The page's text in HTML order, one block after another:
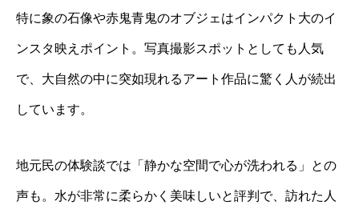
特に象の石像や赤鬼青鬼のオブジェはインパクト大のイ
ンスタ映えポイント。写真撮影スポットとしても人気
で、大自然の中に突如現れるアート作品に驚く人が続出
しています。
地元民の体験談では「静かな空間で心が洗われる」との
声も。水が非常に柔らかく美味しいと評判で、訪れた人